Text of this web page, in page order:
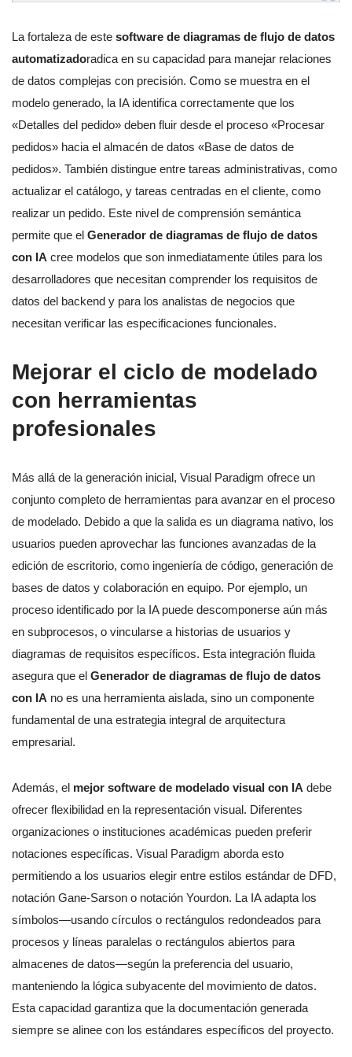
La fortaleza de este software de diagramas de flujo de datos
automatizadoradica en su capacidad para manejar relaciones
de datos complejas con precisión. Como se muestra en el
modelo generado, la IA identifica correctamente que los
«Detalles del pedido» deben fluir desde el proceso «Procesar
pedidos» hacia el almacén de datos «Base de datos de
pedidos». También distingue entre tareas administrativas, como
actualizar el catálogo, y tareas centradas en el cliente, como
realizar un pedido. Este nivel de comprensión semántica
permite que el Generador de diagramas de flujo de datos
con IA cree modelos que son inmediatamente útiles para los
desarrolladores que necesitan comprender los requisitos de
datos del backend y para los analistas de negocios que
necesitan verificar las especificaciones funcionales.
Mejorar el ciclo de modelado
con herramientas
profesionales
Más allá de la generación inicial, Visual Paradigm ofrece un
conjunto completo de herramientas para avanzar en el proceso
de modelado. Debido a que la salida es un diagrama nativo, los
usuarios pueden aprovechar las funciones avanzadas de la
edición de escritorio, como ingeniería de código, generación de
bases de datos y colaboración en equipo. Por ejemplo, un
proceso identificado por la IA puede descomponerse aún más
en subprocesos, o vincularse a historias de usuarios y
diagramas de requisitos específicos. Esta integración fluida
asegura que el Generador de diagramas de flujo de datos
con IA no es una herramienta aislada, sino un componente
fundamental de una estrategia integral de arquitectura
empresarial.
Además, el mejor software de modelado visual con IA debe
ofrecer flexibilidad en la representación visual. Diferentes
organizaciones o instituciones académicas pueden preferir
notaciones específicas. Visual Paradigm aborda esto
permitiendo a los usuarios elegir entre estilos estándar de DFD,
notación Gane-Sarson o notación Yourdon. La IA adapta los
símbolos—usando círculos o rectángulos redondeados para
procesos y líneas paralelas o rectángulos abiertos para
almacenes de datos—según la preferencia del usuario,
manteniendo la lógica subyacente del movimiento de datos.
Esta capacidad garantiza que la documentación generada
siempre se alinee con los estándares específicos del proyecto.